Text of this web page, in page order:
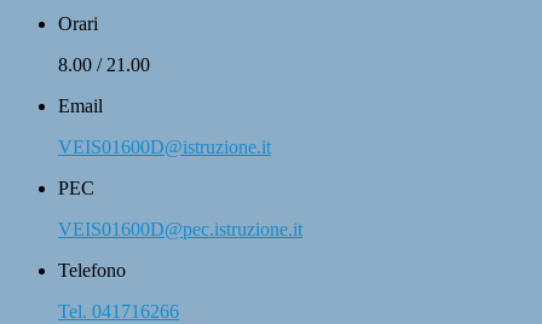
Orari
8.00 / 21.00
Email
VEIS01600D@istruzione.it
PEC
VEIS01600D@pec.istruzione.it
Telefono
Tel. 041716266